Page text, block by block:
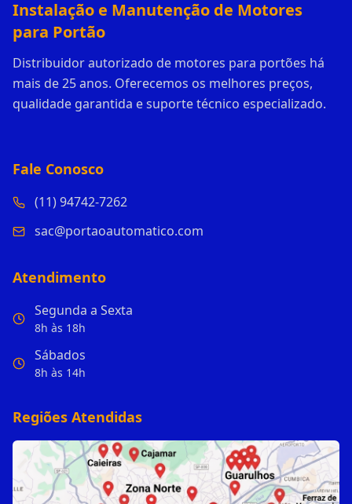
Instalação e Manutenção de Motores
para Portão
Distribuidor autorizado de motores para portões há
mais de 25 anos. Oferecemos os melhores preços,
qualidade garantida e suporte técnico especializado.
Fale Conosco
(11) 94742-7262
sac@portaoautomatico.com
Atendimento
Segunda a Sexta
8h às 18h
Sábados
8h às 14h
Regiões Atendidas